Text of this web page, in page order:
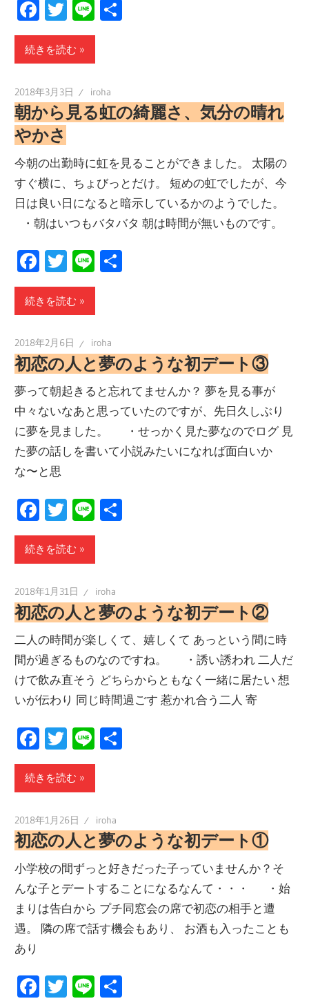
Facebook
Twitter
Line
続きを読む
2018年3月3日 iroha
朝から見る虹の綺麗さ、気分の晴れ
やかさ
今朝の出勤時に虹を見ることができました。 太陽の
すぐ横に、ちょびっとだけ。 短めの虹でしたが、今
日は良い日になると暗示しているかのようでした。
・朝はいつもバタバタ 朝は時間が無いものです。
Facebook
Twitter
Line
続きを読む
2018年2月6日 iroha
初恋の人と夢のような初デート③
夢って朝起きると忘れてませんか？ 夢を見る事が
中々ないなあと思っていたのですが、先日久しぶり
に夢を見ました。 ・せっかく見た夢なのでログ 見
た夢の話しを書いて小説みたいになれば面白いか
な〜と思
Facebook
Twitter
Line
続きを読む
2018年1月31日 iroha
初恋の人と夢のような初デート②
二人の時間が楽しくて、嬉しくて あっという間に時
間が過ぎるものなのですね。 ・誘い誘われ 二人だ
けで飲み直そう どちらからともなく一緒に居たい 想
いが伝わり 同じ時間過ごす 惹かれ合う二人 寄
Facebook
Twitter
Line
続きを読む
2018年1月26日 iroha
初恋の人と夢のような初デート①
小学校の間ずっと好きだった子っていませんか？そ
んな子とデートすることになるなんて・・・ ・始
まりは告白から プチ同窓会の席で初恋の相手と遭
遇。 隣の席で話す機会もあり、 お酒も入ったことも
あり
Facebook
Twitter
Line